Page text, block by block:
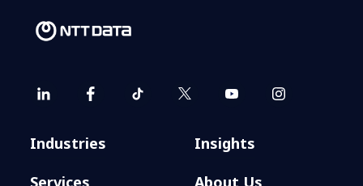
Industries
Services
Insights
About Us